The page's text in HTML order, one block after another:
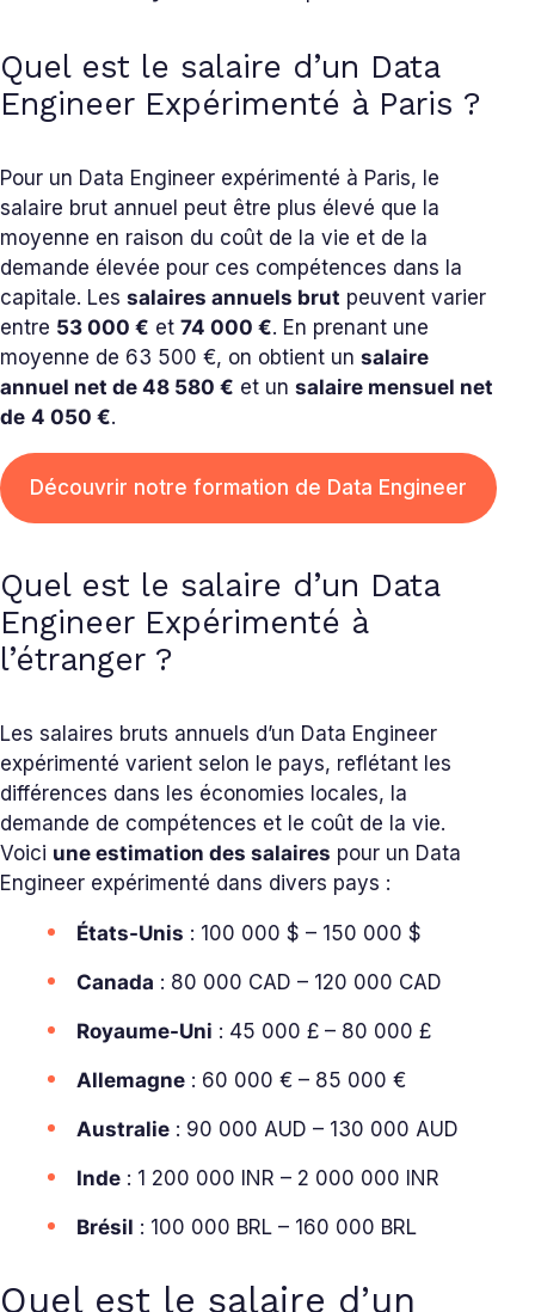
Quel est le salaire d’un Data
Engineer Expérimenté à Paris ?
Pour un Data Engineer expérimenté à Paris, le
salaire brut annuel peut être plus élevé que la
moyenne en raison du coût de la vie et de la
demande élevée pour ces compétences dans la
capitale. Les salaires annuels brut peuvent varier
entre 53 000 € et 74 000 €. En prenant une
moyenne de 63 500 €, on obtient un salaire
annuel net de 48 580 € et un salaire mensuel net
de 4 050 €.
Découvrir notre formation de Data Engineer
Quel est le salaire d’un Data
Engineer Expérimenté à
l’étranger ?
Les salaires bruts annuels d’un Data Engineer
expérimenté varient selon le pays, reflétant les
différences dans les économies locales, la
demande de compétences et le coût de la vie.
Voici une estimation des salaires pour un Data
Engineer expérimenté dans divers pays :
États-Unis : 100 000 $ – 150 000 $
Canada : 80 000 CAD – 120 000 CAD
Royaume-Uni : 45 000 £ – 80 000 £
Allemagne : 60 000 € – 85 000 €
Australie : 90 000 AUD – 130 000 AUD
Inde : 1 200 000 INR – 2 000 000 INR
Brésil : 100 000 BRL – 160 000 BRL
Quel est le salaire d’un